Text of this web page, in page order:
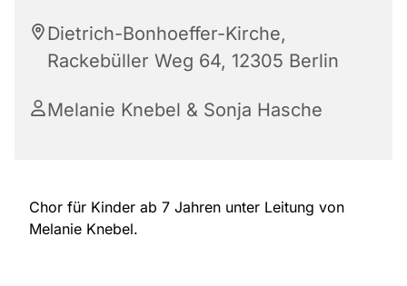
Dietrich-Bonhoeffer-Kirche,
Rackebüller Weg 64, 12305 Berlin
Melanie Knebel & Sonja Hasche
Chor für Kinder ab 7 Jahren unter Leitung von
Melanie Knebel.